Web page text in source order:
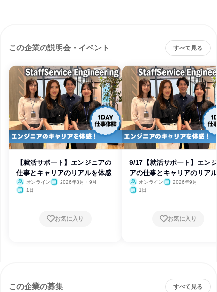
この企業の説明会・イベント すべて見る
【就活サポート】エンジニアの
仕事とキャリアのリアルを体感
オンライン
2026年8月・9月
1日
お気に入り
9/17【就活サポート】エン
アの仕事とキャリアのリアル
オンライン
2026年9月
1日
お気に入り
この企業の募集 すべて見る